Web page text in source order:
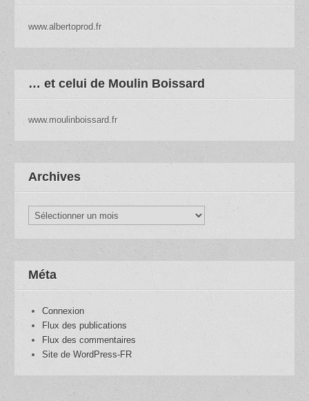
www.albertoprod.fr
… et celui de Moulin Boissard
www.moulinboissard.fr
Archives
Archives
Méta
Connexion
Flux des publications
Flux des commentaires
Site de WordPress-FR